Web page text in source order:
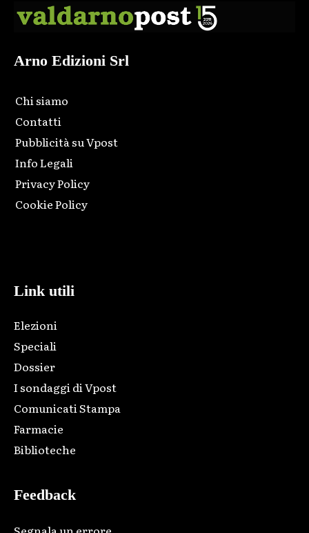
Arno Edizioni Srl
Chi siamo
Contatti
Pubblicità su Vpost
Info Legali
Privacy Policy
Cookie Policy
Link utili
Elezioni
Speciali
Dossier
I sondaggi di Vpost
Comunicati Stampa
Farmacie
Biblioteche
Feedback